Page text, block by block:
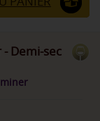
- Demi-sec